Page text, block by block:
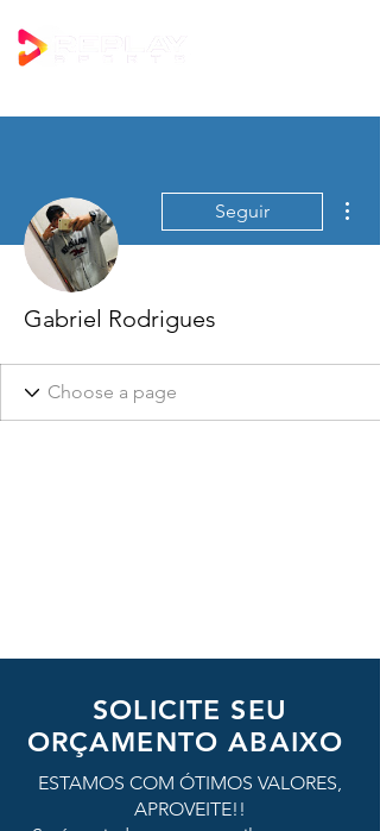
Seguir
Gabriel Rodrigues
SOLICITE SEU
ORÇAMENTO ABAIXO
ESTAMOS COM ÓTIMOS VALORES,
APROVEITE!!